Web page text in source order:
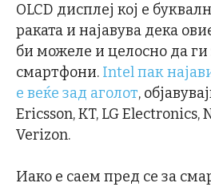
OLCD дисплеј кој е
раката и најавува дека
би можеле и целосно да
смартфони. Intel пак
е веќе зад аголот,
Ericsson, KT, LG Electronics,
Verizon.
Иако е саем пред се за